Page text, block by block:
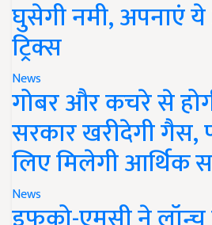
घुसेगी नमी, अपनाएं
ट्रिक्स
News
गोबर और कचरे से
सरकार खरीदेगी गैस,
लिए मिलेगी आर्थिक
News